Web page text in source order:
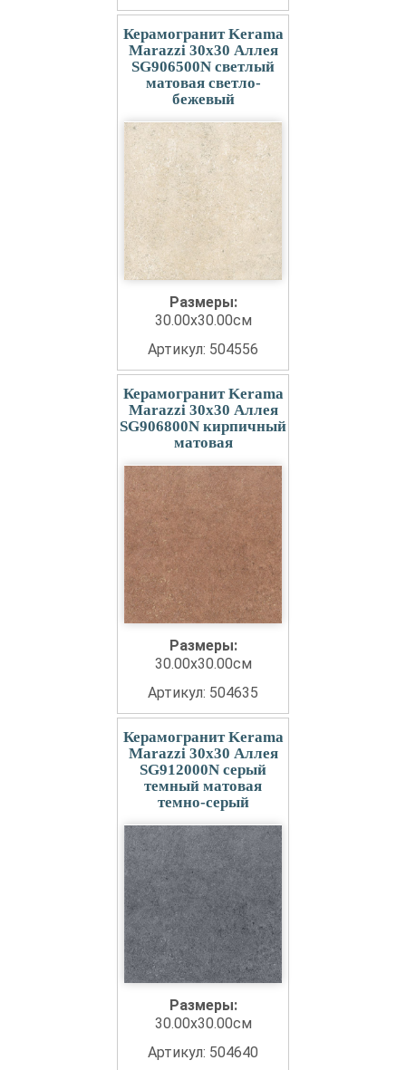
Керамогранит Kerama
Marazzi 30x30 Аллея
SG906500N светлый
матовая светло-
бежевый
Размеры:
30.00x30.00см
Артикул: 504556
Керамогранит Kerama
Marazzi 30x30 Аллея
SG906800N кирпичный
матовая
Размеры:
30.00x30.00см
Артикул: 504635
Керамогранит Kerama
Marazzi 30x30 Аллея
SG912000N серый
темный матовая
темно-серый
Размеры:
30.00x30.00см
Артикул: 504640